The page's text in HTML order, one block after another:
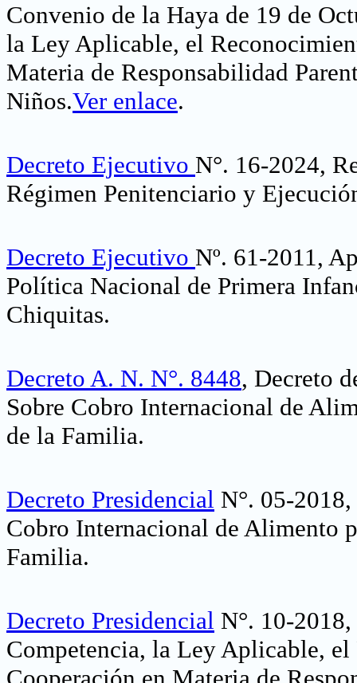
Convenio de la Haya de 19 de
la Ley Aplicable, el
Materia de Responsabilidad
Niños.Ver enlace.
Decreto Ejecutivo N°. 16-2024,
Régimen Penitenciario y
Decreto Ejecutivo Nº. 61-2011,
Política Nacional de Primera
Chiquitas.
Decreto A. N. N°. 8448, Decreto
Sobre Cobro Internacional de
de la Familia.
Decreto Presidencial N°. 05-
Cobro Internacional de Alimento
Familia.
Decreto Presidencial N°. 10-
Competencia, la Ley Aplicable,